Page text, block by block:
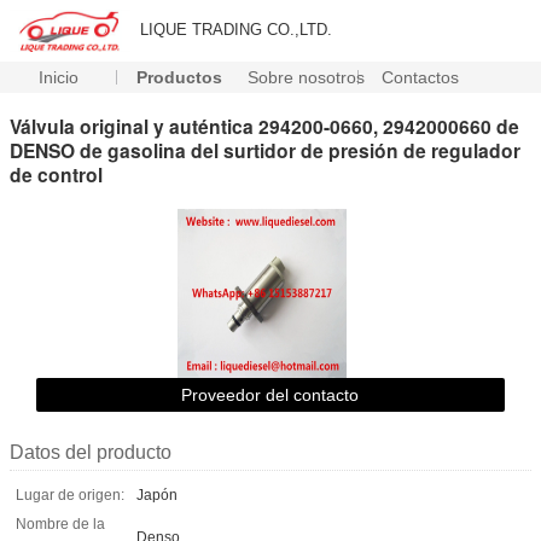
LIQUE TRADING CO.,LTD.
Inicio Productos Sobre nosotros Contactos
Válvula original y auténtica 294200-0660, 2942000660 de
DENSO de gasolina del surtidor de presión de regulador
de control
Proveedor del contacto
Datos del producto
Lugar de origen:
Japón
Nombre de la
Denso